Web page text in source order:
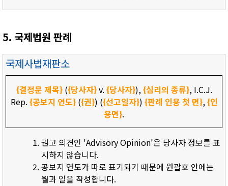
5. 국제법원 판례
국제사법재판소
{결정문 제목}({당사자}v. {당사자}),{심리의 종류}, I.C.J.
Rep. {공보지 연도}({권}) ({선고일자}) {판례 인용 첫 면},{인
용면}.
권고 의견인 'Advisory Opinion'은 당사자 정보를 표
시하지 않습니다.
공보지 연도가 따로 표기되기 때문에 원괄호 안에는
월과 일을 작성합니다.